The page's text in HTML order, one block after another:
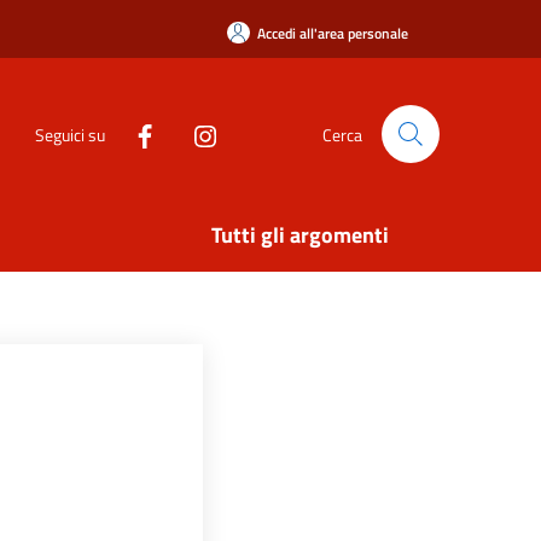
Accedi all'area personale
Seguici su Cerca
Tutti gli argomenti